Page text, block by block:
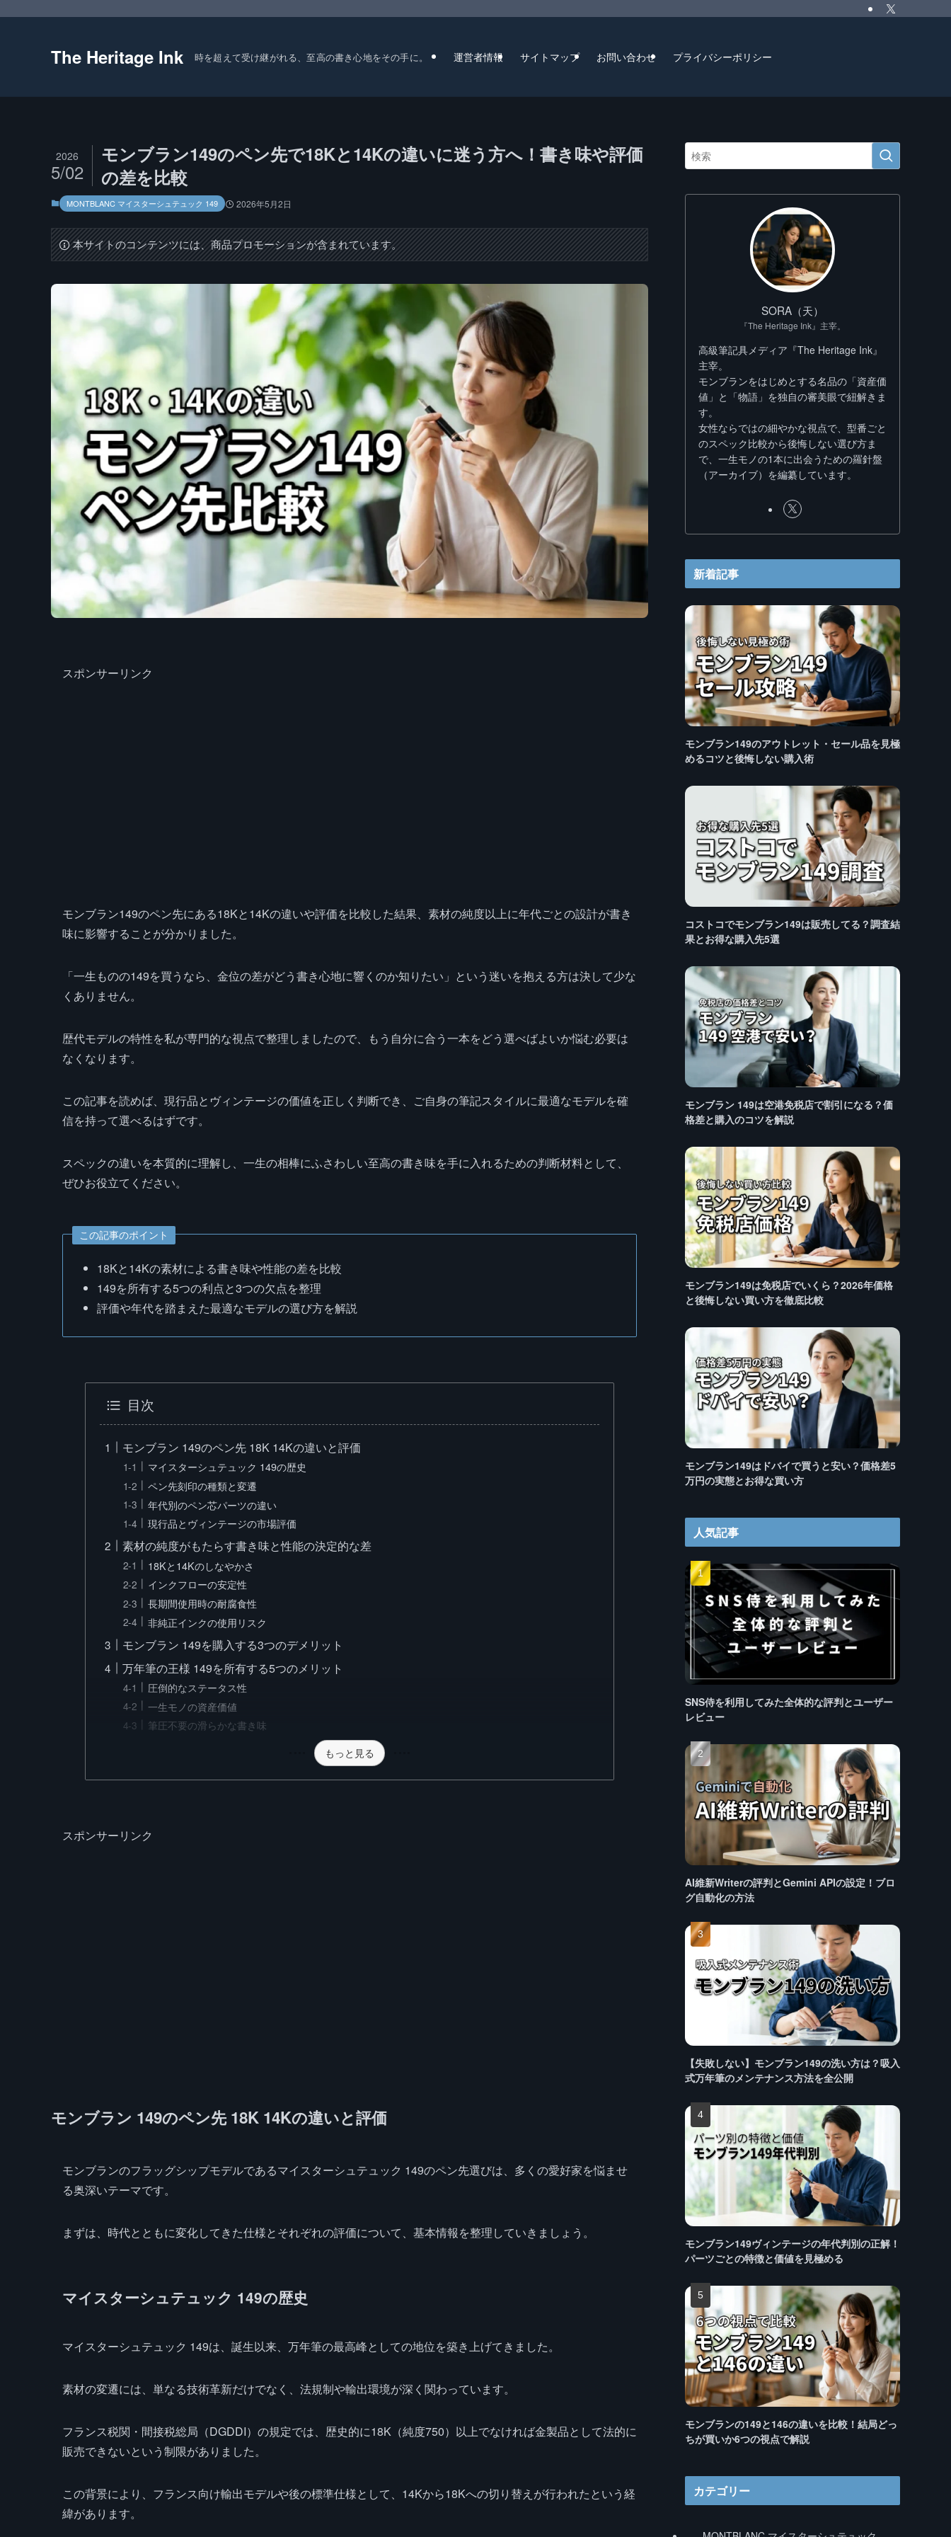
The Heritage Ink 時を超えて受け継がれる、至高の書き心地をその手に。 運営者情報 サイトマップ お問い合わせ プライバシーポリシー
モンブラン149のペン先で18Kと14Kの違いに迷う方へ！書き味や評価
の差を比較
2026
5/02
MONTBLANC マイスターシュテュック 149 2026年5月2日
本サイトのコンテンツには、商品プロモーションが含まれています。
スポンサーリンク
モンブラン149のペン先にある18Kと14Kの違いや評価を比較した結果、素材の純度以上に年代ごとの設計が書き
味に影響することが分かりました。
「一生ものの149を買うなら、金位の差がどう書き心地に響くのか知りたい」という迷いを抱える方は決して少な
くありません。
歴代モデルの特性を私が専門的な視点で整理しましたので、もう自分に合う一本をどう選べばよいか悩む必要は
なくなります。
この記事を読めば、現行品とヴィンテージの価値を正しく判断でき、ご自身の筆記スタイルに最適なモデルを確
信を持って選べるはずです。
スペックの違いを本質的に理解し、一生の相棒にふさわしい至高の書き味を手に入れるための判断材料として、
ぜひお役立てください。
この記事のポイント
18Kと14Kの素材による書き味や性能の差を比較
149を所有する5つの利点と3つの欠点を整理
評価や年代を踏まえた最適なモデルの選び方を解説
目次
モンブラン 149のペン先 18K 14Kの違いと評価
マイスターシュテュック 149の歴史
ペン先刻印の種類と変遷
年代別のペン芯パーツの違い
現行品とヴィンテージの市場評価
素材の純度がもたらす書き味と性能の決定的な差
18Kと14Kのしなやかさ
インクフローの安定性
長期間使用時の耐腐食性
非純正インクの使用リスク
モンブラン 149を購入する3つのデメリット
万年筆の王様 149を所有する5つのメリット
圧倒的なステータス性
一生モノの資産価値
筆圧不要の滑らかな書き味
もっと見る
スポンサーリンク
モンブラン 149のペン先 18K 14Kの違いと評価
モンブランのフラッグシップモデルであるマイスターシュテュック 149のペン先選びは、多くの愛好家を悩ませ
る奥深いテーマです。
まずは、時代とともに変化してきた仕様とそれぞれの評価について、基本情報を整理していきましょう。
マイスターシュテュック 149の歴史
マイスターシュテュック 149は、誕生以来、万年筆の最高峰としての地位を築き上げてきました。
素材の変遷には、単なる技術革新だけでなく、法規制や輸出環境が深く関わっています。
フランス税関・間接税総局（DGDDI）の規定では、歴史的に18K（純度750）以上でなければ金製品として法的に
販売できないという制限がありました。
この背景により、フランス向け輸出モデルや後の標準仕様として、14Kから18Kへの切り替えが行われたという経
緯があります。
SORA（天）
『The Heritage Ink』主宰。
高級筆記具メディア『The Heritage Ink』
主宰。
モンブランをはじめとする名品の「資産価
値」と「物語」を独自の審美眼で紐解きま
す。
女性ならではの細やかな視点で、型番ごと
のスペック比較から後悔しない選び方ま
で、一生モノの1本に出会うための羅針盤
（アーカイブ）を編纂しています。
新着記事
モンブラン149のアウトレット・セール品を見極
めるコツと後悔しない購入術
コストコでモンブラン149は販売してる？調査結
果とお得な購入先5選
モンブラン 149は空港免税店で割引になる？価
格差と購入のコツを解説
モンブラン149は免税店でいくら？2026年価格
と後悔しない買い方を徹底比較
モンブラン149はドバイで買うと安い？価格差5
万円の実態とお得な買い方
人気記事
SNS侍を利用してみた全体的な評判とユーザー
レビュー
AI維新Writerの評判とGemini APIの設定！ブロ
グ自動化の方法
【失敗しない】モンブラン149の洗い方は？吸入
式万年筆のメンテナンス方法を全公開
モンブラン149ヴィンテージの年代判別の正解！
パーツごとの特徴と価値を見極める
モンブランの149と146の違いを比較！結局どっ
ちが買いか6つの視点で解説
カテゴリー